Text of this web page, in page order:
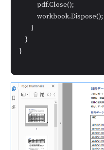
            pdf.Close();
            workbook.Dispose();
        }
    }
}